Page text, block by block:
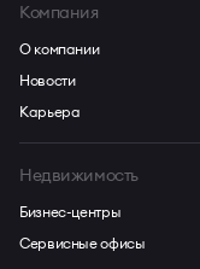
Компания
О компании
Новости
Карьера
Недвижимость
Бизнес-центры
Сервисные офисы